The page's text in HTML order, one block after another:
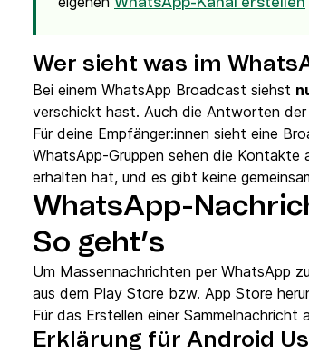
Wer sieht was im
Bei einem WhatsApp Broadcast siehst
verschickt hast. Auch die Antworten der
Für deine Empfänger:innen sieht eine
WhatsApp-Gruppen sehen die
erhalten hat, und es gibt keine
WhatsApp-
So geht’s
Um Massennachrichten per WhatsApp
aus dem Play Store bzw. App Store
Für das Erstellen einer
Erklärung für Android